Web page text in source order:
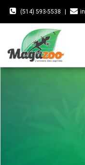
(514) 593-5538